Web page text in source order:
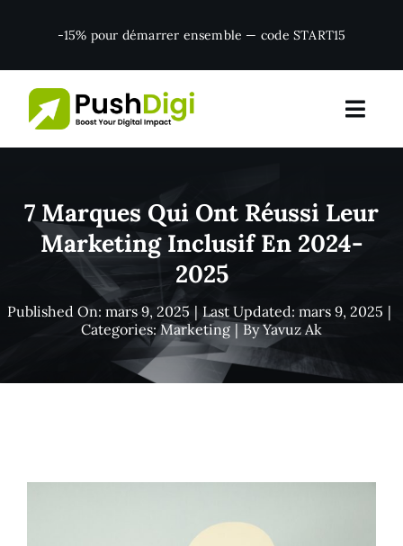
content
-15% pour démarrer ensemble — code START15
7 Marques Qui Ont Réussi Leur
Marketing Inclusif En 2024-
2025
Published On: mars 9, 2025 | Last Updated: mars 9, 2025 |
Categories:Marketing | ByYavuz Ak